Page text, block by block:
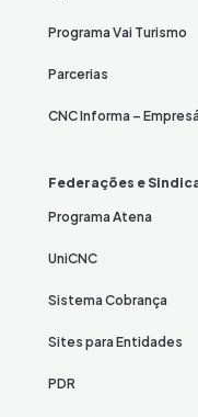
Programa Vai Turismo
Parcerias
CNC Informa –
Federações e
Programa Atena
UniCNC
Sistema Cobrança
Sites para Entidades
PDR